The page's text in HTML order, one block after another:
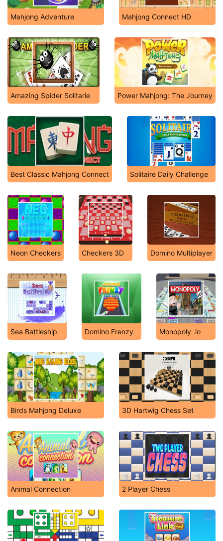
Mahjong Adventure Mahjong Connect HD
Amazing Spider Solitarie Power Mahjong: The Journey
Best Classic Mahjong Connect Solitaire Daily Challenge
Neon Checkers Checkers 3D Domino Multiplayer
Sea Battleship Domino Frenzy Monopoly .io
Birds Mahjong Deluxe 3D Hartwig Chess Set
Animal Connection 2 Player Chess